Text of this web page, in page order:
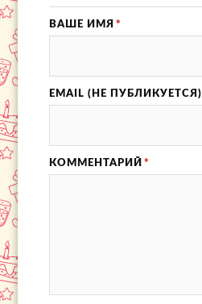
ВАШЕ ИМЯ *
EMAIL (НЕ ПУБЛИКУЕТСЯ)
КОММЕНТАРИЙ *